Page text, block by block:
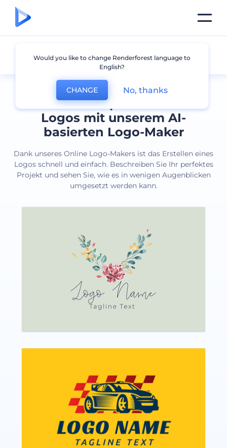
Erstellen Sie professionelle
Logos mit unserem AI-
basierten Logo-Maker
Dank unseres Online Logo-Makers ist das Erstellen eines
Logos schnell und einfach. Beschreiben Sie Ihr perfektes
Projekt und sehen Sie, wie es in wenigen Augenblicken
umgesetzt werden kann.
Alle Logos
Would you like to change Renderforest language to
English?
CHANGE No, thanks